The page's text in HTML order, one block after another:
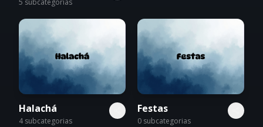
5 subcategorias
Halachá
4 subcategorias
Festas
0 subcategorias